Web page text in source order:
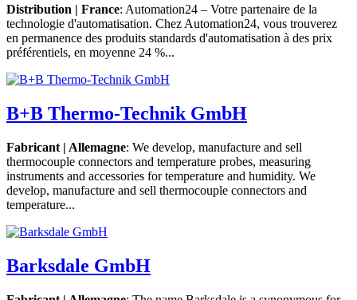
Distribution | France: Automation24 – Votre partenaire de la
technologie d'automatisation. Chez Automation24, vous trouverez
en permanence des produits standards d'automatisation à des prix
préférentiels, en moyenne 24 %...
B+B Thermo-Technik GmbH
Fabricant | Allemagne: We develop, manufacture and sell
thermocouple connectors and temperature probes, measuring
instruments and accessories for temperature and humidity. We
develop, manufacture and sell thermocouple connectors and
temperature...
Barksdale GmbH